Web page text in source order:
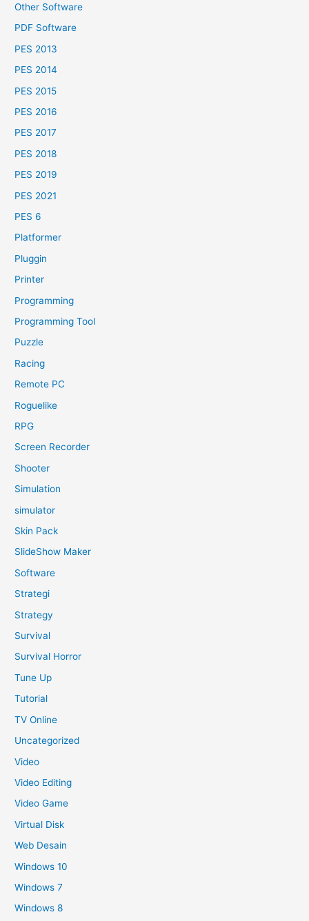
Other Software
PDF Software
PES 2013
PES 2014
PES 2015
PES 2016
PES 2017
PES 2018
PES 2019
PES 2021
PES 6
Platformer
Pluggin
Printer
Programming
Programming Tool
Puzzle
Racing
Remote PC
Roguelike
RPG
Screen Recorder
Shooter
Simulation
simulator
Skin Pack
SlideShow Maker
Software
Strategi
Strategy
Survival
Survival Horror
Tune Up
Tutorial
TV Online
Uncategorized
Video
Video Editing
Video Game
Virtual Disk
Web Desain
Windows 10
Windows 7
Windows 8